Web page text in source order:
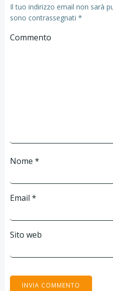
Il tuo indirizzo email non sarà
sono contrassegnati *
Commento
Nome *
Email *
Sito web